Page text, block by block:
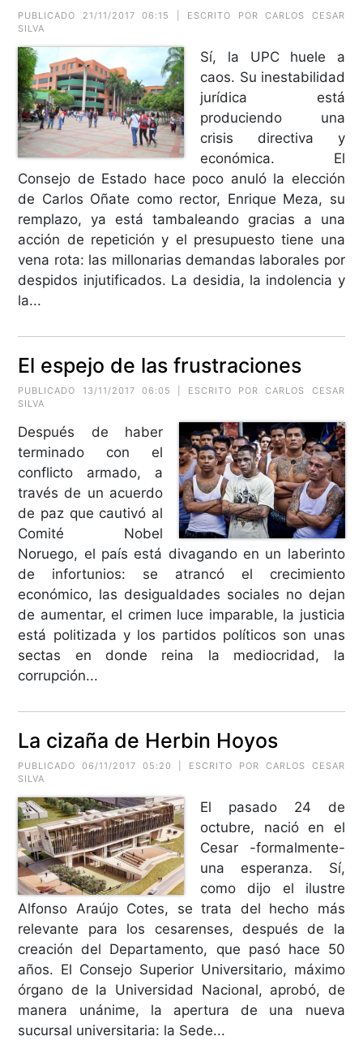
PUBLICADO 21/11/2017 06:15 | ESCRITO POR CARLOS CESAR
SILVA
Sí, la UPC huele a
caos. Su inestabilidad
jurídica está
produciendo una
crisis directiva y
económica. El
Consejo de Estado hace poco anuló la elección
de Carlos Oñate como rector, Enrique Meza, su
remplazo, ya está tambaleando gracias a una
acción de repetición y el presupuesto tiene una
vena rota: las millonarias demandas laborales por
despidos injutificados. La desidia, la indolencia y
la...
El espejo de las frustraciones
PUBLICADO 13/11/2017 06:05 | ESCRITO POR CARLOS CESAR
SILVA
Después de haber
terminado con el
conflicto armado, a
través de un acuerdo
de paz que cautivó al
Comité Nobel
Noruego, el país está divagando en un laberinto
de infortunios: se atrancó el crecimiento
económico, las desigualdades sociales no dejan
de aumentar, el crimen luce imparable, la justicia
está politizada y los partidos políticos son unas
sectas en donde reina la mediocridad, la
corrupción...
La cizaña de Herbin Hoyos
PUBLICADO 06/11/2017 05:20 | ESCRITO POR CARLOS CESAR
SILVA
El pasado 24 de
octubre, nació en el
Cesar -formalmente-
una esperanza. Sí,
como dijo el ilustre
Alfonso Araújo Cotes, se trata del hecho más
relevante para los cesarenses, después de la
creación del Departamento, que pasó hace 50
años. El Consejo Superior Universitario, máximo
órgano de la Universidad Nacional, aprobó, de
manera unánime, la apertura de una nueva
sucursal universitaria: la Sede...